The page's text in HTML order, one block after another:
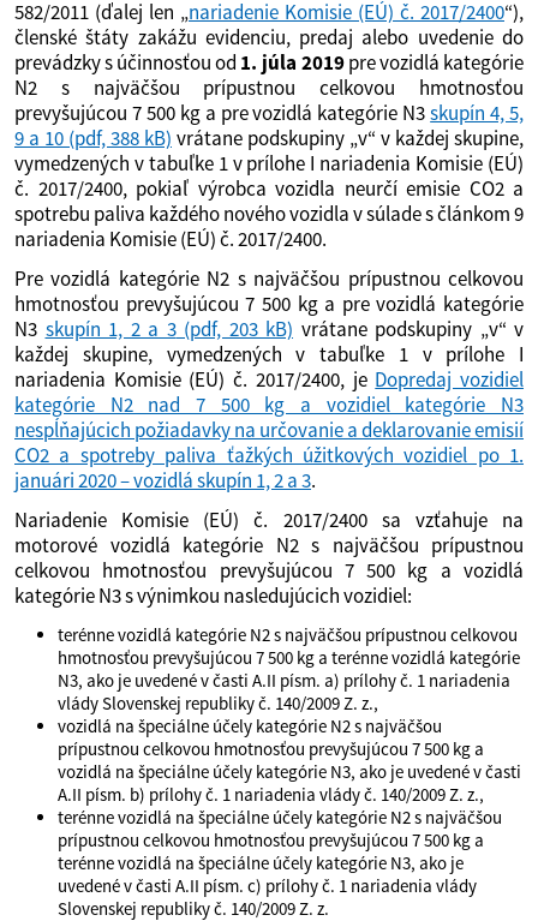
582/2011 (ďalej len „nariadenie Komisie (EÚ) č. 2017/2400“),
členské štáty zakážu evidenciu, predaj alebo uvedenie do
prevádzky s účinnosťou od 1. júla 2019pre vozidlá kategórie
N2 s najväčšou prípustnou celkovou hmotnosťou
prevyšujúcou 7 500 kg a pre vozidlá kategórie N3skupín 4, 5,
9 a 10 (pdf, 388 kB) vrátane podskupiny „v“ v každej skupine,
vymedzených v tabuľke 1 v prílohe I nariadenia Komisie (EÚ)
č. 2017/2400, pokiaľ výrobca vozidla neurčí emisie CO2 a
spotrebu paliva každého nového vozidla v súlade s článkom 9
nariadenia Komisie (EÚ) č. 2017/2400.
Pre vozidlá kategórie N2 s najväčšou prípustnou celkovou
hmotnosťou prevyšujúcou 7 500 kg a pre vozidlá kategórie
N3 skupín 1, 2 a 3(pdf, 203 kB) vrátane podskupiny „v“ v
každej skupine, vymedzených v tabuľke 1 v prílohe I
nariadenia Komisie (EÚ) č. 2017/2400, je Dopredaj vozidiel
kategórie N2 nad 7 500 kg a vozidiel kategórie N3
nespĺňajúcich požiadavky na určovanie a deklarovanie emisií
CO2 a spotreby paliva ťažkých úžitkových vozidiel po 1.
januári 2020 – vozidlá skupín 1, 2 a 3.
Nariadenie Komisie (EÚ) č. 2017/2400 sa vzťahuje na
motorové vozidlá kategórie N2 s najväčšou prípustnou
celkovou hmotnosťou prevyšujúcou 7 500 kg a vozidlá
kategórie N3 s výnimkou nasledujúcich vozidiel:
terénne vozidlá kategórie N2 s najväčšou prípustnou celkovou
hmotnosťou prevyšujúcou 7 500 kg a terénne vozidlá kategórie
N3, ako je uvedené v časti A.II písm. a) prílohy č. 1 nariadenia
vlády Slovenskej republiky č. 140/2009 Z. z.,
vozidlá na špeciálne účely kategórie N2 s najväčšou
prípustnou celkovou hmotnosťou prevyšujúcou 7 500 kg a
vozidlá na špeciálne účely kategórie N3, ako je uvedené v časti
A.II písm. b) prílohy č. 1 nariadenia vlády č. 140/2009 Z. z.,
terénne vozidlá na špeciálne účely kategórie N2 s najväčšou
prípustnou celkovou hmotnosťou prevyšujúcou 7 500 kg a
terénne vozidlá na špeciálne účely kategórie N3, ako je
uvedené v časti A.II písm. c) prílohy č. 1 nariadenia vlády
Slovenskej republiky č. 140/2009 Z. z.